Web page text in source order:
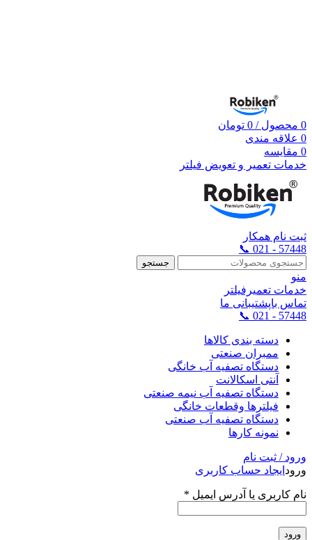
0 محصول /
0 تومان
0 علاقه مندی
0 مقایسه
خدمات تعمیر و تعویض فیلتر
ثبت نام همکار
57448 - 021 📞
جستجو
منو
خدمات تعمیرفیلتر
تماس باپشتیبانی ما
57448 - 021 📞
دسته بندی کالاها
ممبران صنعتی
دستگاه تصفیه آب خانگی
آنتی اسکالانت
دستگاه تصفیه آب نیمه صنعتی
فیلترها وقطعات خانگی
دستگاه تصفیه آب صنعتی
نمونه کارها
ورود / ثبت نام
ورود ایجاد حساب کاربری
نام کاربری یا آدرس ایمیل *
ورود